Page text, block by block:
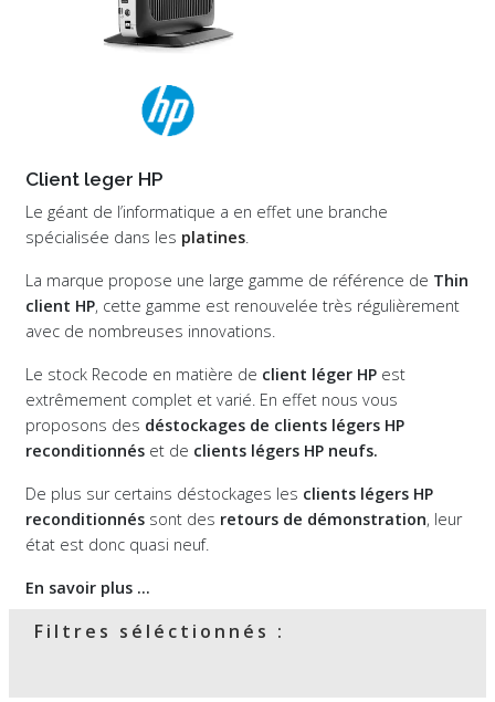
Client leger HP
Le géant de l’informatique a en effet une branche
spécialisée dans les platines.
La marque propose une large gamme de référence de Thin
client HP, cette gamme est renouvelée très régulièrement
avec de nombreuses innovations.
Le stock Recode en matière de client léger HP est
extrêmement complet et varié. En effet nous vous
proposons des déstockages de clients légers HP
reconditionnés et de clients légers HP neufs.
De plus sur certains déstockages les clients légers HP
reconditionnés sont des retours de démonstration, leur
état est donc quasi neuf.
En savoir plus ...
Filtres séléctionnés :